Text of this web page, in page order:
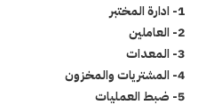
1- ادارة المختبر
2- العاملين
3- المعدات
4- المشتريات والمخزون
5- ضبط العمليات